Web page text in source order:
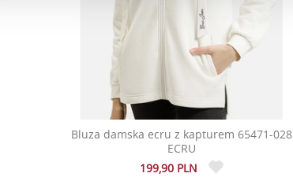
Bluza damska ecru z kapturem 65471-028
ECRU
199,90 PLN